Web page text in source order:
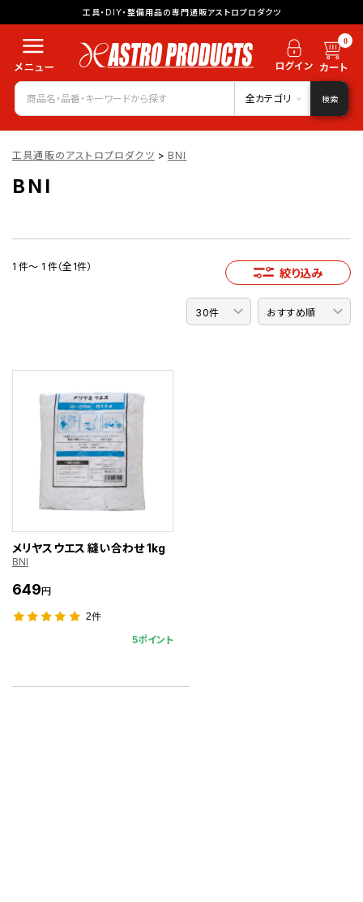
工具・DIY・整備用品の専門通販アストロプロダクツ
0
全カテゴリ 検索
工具通販のアストロプロダクツ > BNI
BNI
1 件～ 1 件（全1件） 絞り込み
メリヤスウエス 縫い合わせ 1kg
BNI
649円
2件
5ポイント